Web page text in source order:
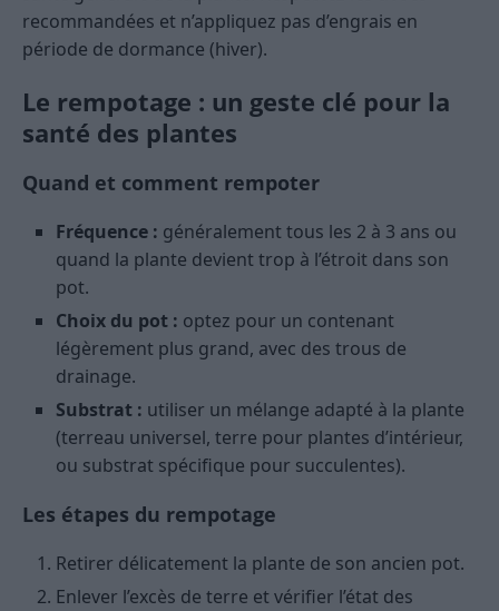
recommandées et n’appliquez pas d’engrais en
période de dormance (hiver).
Le rempotage : un geste clé pour la
santé des plantes
Quand et comment rempoter
Fréquence : généralement tous les 2 à 3 ans ou
quand la plante devient trop à l’étroit dans son
pot.
Choix du pot : optez pour un contenant
légèrement plus grand, avec des trous de
drainage.
Substrat : utiliser un mélange adapté à la plante
(terreau universel, terre pour plantes d’intérieur,
ou substrat spécifique pour succulentes).
Les étapes du rempotage
Retirer délicatement la plante de son ancien pot.
Enlever l’excès de terre et vérifier l’état des